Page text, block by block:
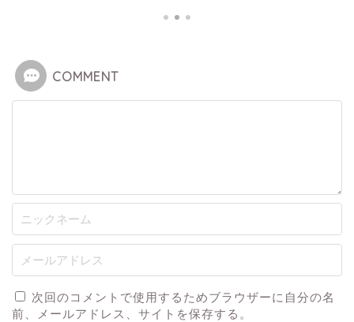
COMMENT
次回のコメントで使用するためブラウザーに自分の名
前、メールアドレス、サイトを保存する。